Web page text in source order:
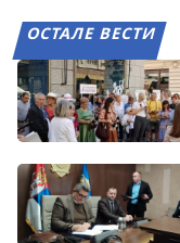
ОСТАЛЕ ВЕСТИ